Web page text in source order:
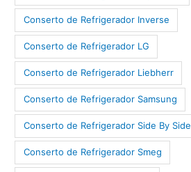
Conserto de Refrigerador Inverse
Conserto de Refrigerador LG
Conserto de Refrigerador Liebherr
Conserto de Refrigerador Samsung
Conserto de Refrigerador Side By Side
Conserto de Refrigerador Smeg